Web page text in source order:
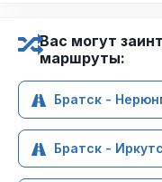
Вас могут
маршруты:
Братск -
Братск -